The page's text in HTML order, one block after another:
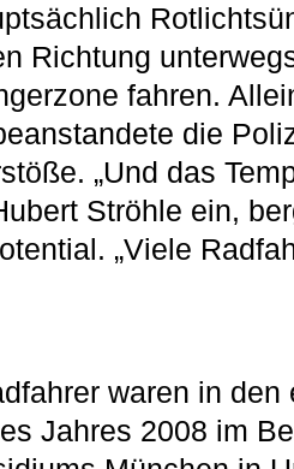
Richtung
fahren.
die
„Und das
Ströhle ein,
„Viele
waren in den
Jahres 2008 im